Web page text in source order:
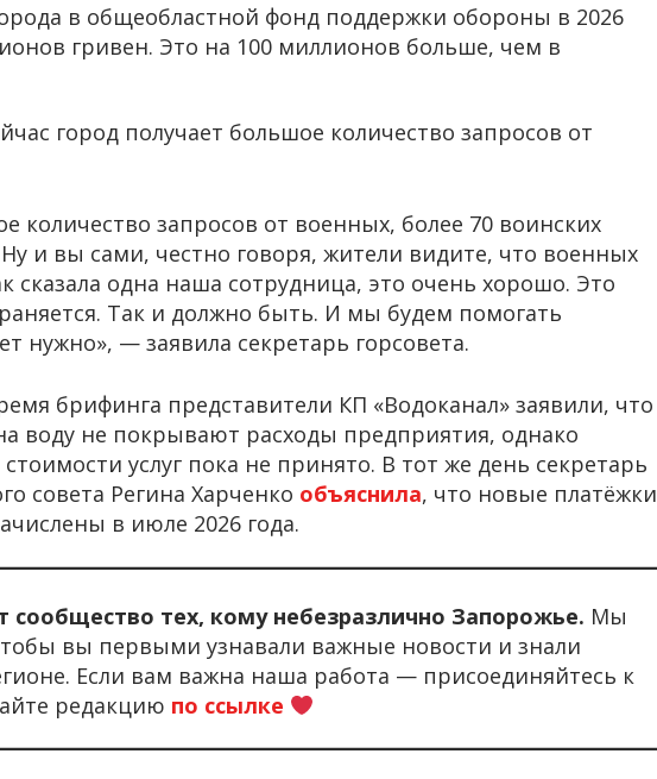
в общеобластной фонд поддержки обороны в 2026
гривен. Это на 100 миллионов больше, чем в
город получает большое количество запросов от
количество запросов от военных, более 70 воинских
Ну и вы сами, честно говоря, жители видите, что военных
сказала одна наша сотрудница, это очень хорошо. Это
Так и должно быть. И мы будем помогать
нужно», — заявила секретарь горсовета.
брифинга представители КП «Водоканал» заявили, что
воду не покрывают расходы предприятия, однако
услуг пока не принято. В тот же день секретарь
совета Регина Харченко объяснила, что новые платёжки
в июле 2026 года.
сообщество тех, кому небезразлично Запорожье. Мы
вы первыми узнавали важные новости и знали
Если вам важна наша работа — присоединяйтесь к
редакцию по ссылке